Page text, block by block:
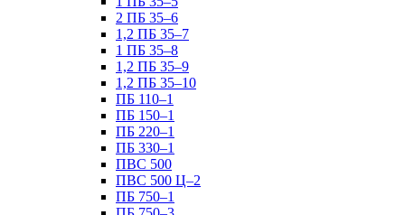
2 ПБ 35–6
1,2 ПБ 35–7
1 ПБ 35–8
1,2 ПБ 35–9
1,2 ПБ 35–10
ПБ 110–1
ПБ 150–1
ПБ 220–1
ПБ 330–1
ПВС 500
ПВС 500 Ц–2
ПБ 750–1